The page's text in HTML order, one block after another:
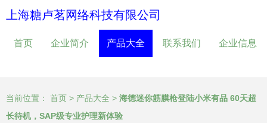
上海糖卢茗网络科技有限公司
首页 企业简介 产品大全 联系我们 企业信息
当前位置： 首页 > 产品大全 > 海德迷你筋膜枪登陆小米有品 60天超
长待机，SAP级专业护理新体验